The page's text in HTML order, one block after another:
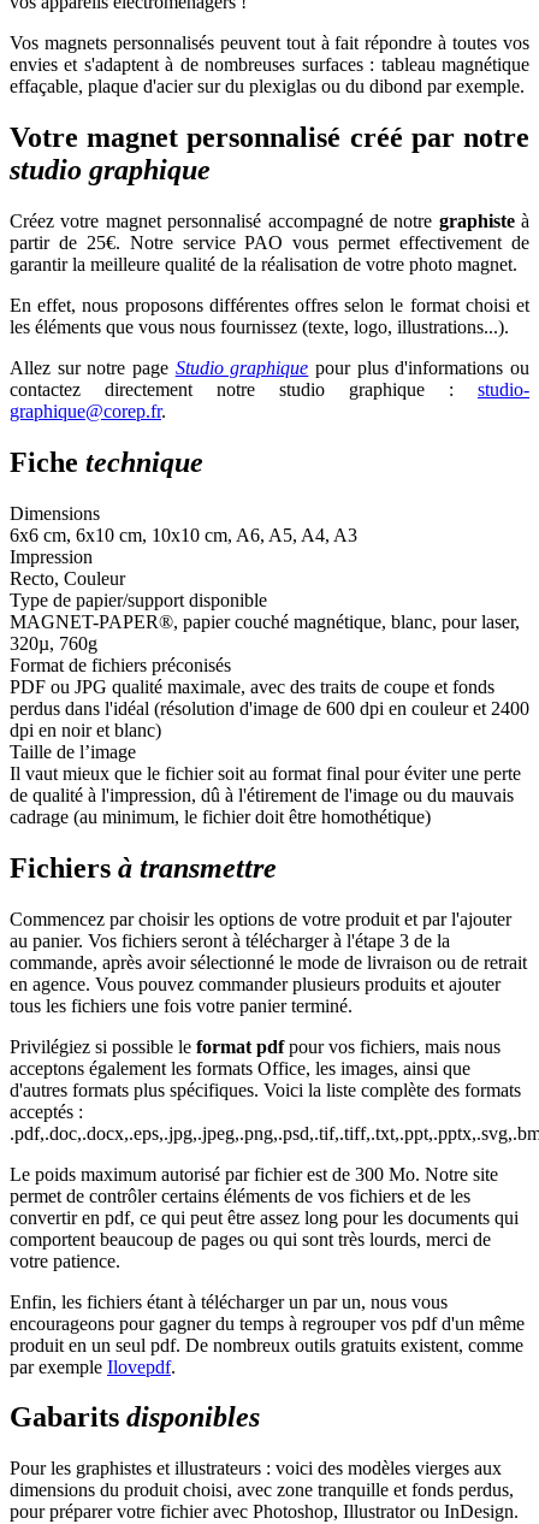
Vos magnets personnalisés peuvent tout à fait répondre à toutes vos
envies et s'adaptent à de nombreuses surfaces : tableau magnétique
effaçable, plaque d'acier sur du plexiglas ou du dibond par exemple.
Votre magnet personnalisé créé par notre
studio graphique
Créez votre magnet personnalisé accompagné de notre graphiste à
partir de 25€. Notre service PAO vous permet effectivement de
garantir la meilleure qualité de la réalisation de votre photo magnet.
En effet, nous proposons différentes offres selon le format choisi et
les éléments que vous nous fournissez (texte, logo, illustrations...).
Allez sur notre page Studio graphique pour plus d'informations ou
contactez directement notre studio graphique : studio-
graphique@corep.fr.
Fiche technique
Dimensions
6x6 cm, 6x10 cm, 10x10 cm, A6, A5, A4, A3
Impression
Recto, Couleur
Type de papier/support disponible
MAGNET-PAPER®, papier couché magnétique, blanc, pour laser,
320µ, 760g
Format de fichiers préconisés
PDF ou JPG qualité maximale, avec des traits de coupe et fonds
perdus dans l'idéal (résolution d'image de 600 dpi en couleur et 2400
dpi en noir et blanc)
Taille de l’image
Il vaut mieux que le fichier soit au format final pour éviter une perte
de qualité à l'impression, dû à l'étirement de l'image ou du mauvais
cadrage (au minimum, le fichier doit être homothétique)
Fichiers à transmettre
Commencez par choisir les options de votre produit et par l'ajouter
au panier. Vos fichiers seront à télécharger à l'étape 3 de la
commande, après avoir sélectionné le mode de livraison ou de retrait
en agence. Vous pouvez commander plusieurs produits et ajouter
tous les fichiers une fois votre panier terminé.
Privilégiez si possible le format pdfpour vos fichiers, mais nous
acceptons également les formats Office, les images, ainsi que
d'autres formats plus spécifiques. Voici la liste complète des formats
acceptés :
Le poids maximum autorisé par fichier est de 300 Mo. Notre site
permet de contrôler certains éléments de vos fichiers et de les
convertir en pdf, ce qui peut être assez long pour les documents qui
comportent beaucoup de pages ou qui sont très lourds, merci de
votre patience.
Enfin, les fichiers étant à télécharger un par un, nous vous
encourageons pour gagner du temps à regrouper vos pdf d'un même
produit en un seul pdf. De nombreux outils gratuits existent, comme
par exemple Ilovepdf.
Gabarits disponibles
Pour les graphistes et illustrateurs : voici des modèles vierges aux
dimensions du produit choisi, avec zone tranquille et fonds perdus,
pour préparer votre fichier avec Photoshop, Illustrator ou InDesign.